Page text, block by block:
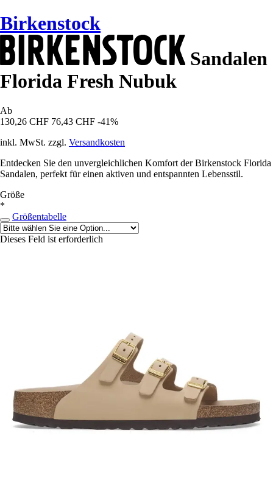
Birkenstock
Sandalen
Florida Fresh Nubuk
Ab
130,26 CHF 76,43 CHF -41%
inkl. MwSt. zzgl. Versandkosten
Entdecken Sie den unvergleichlichen Komfort der Birkenstock Florida
Sandalen, perfekt für einen aktiven und entspannten Lebensstil.
Größe
*
Größentabelle
Dieses Feld ist erforderlich